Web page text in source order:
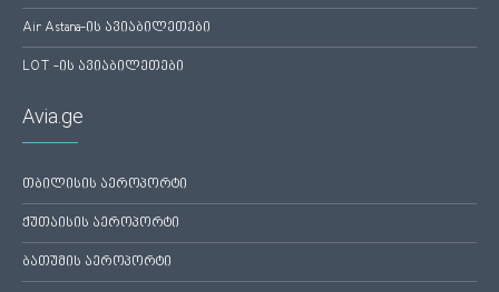
Air Astana-ის ავიაბილეთები
LOT -ის ავიაბილეთები
Avia.ge
თბილისის აეროპორტი
ქუთაისის აეროპორტი
ბათუმის აეროპორტი